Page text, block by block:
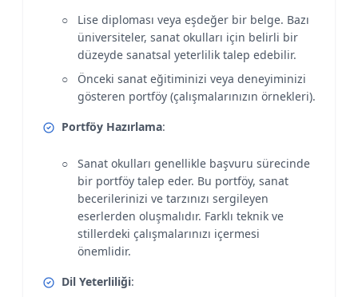
Lise diploması veya eşdeğer bir belge. Bazı
üniversiteler, sanat okulları için belirli bir
düzeyde sanatsal yeterlilik talep edebilir.
Önceki sanat eğitiminizi veya deneyiminizi
gösteren portföy (çalışmalarınızın örnekleri).
Portföy Hazırlama:
Sanat okulları genellikle başvuru sürecinde
bir portföy talep eder. Bu portföy, sanat
becerilerinizi ve tarzınızı sergileyen
eserlerden oluşmalıdır. Farklı teknik ve
stillerdeki çalışmalarınızı içermesi
önemlidir.
Dil Yeterliliği: